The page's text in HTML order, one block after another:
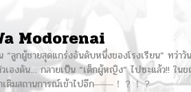
Modorenai
ลูกผู้ชายสุดแกร่งอันดับหนึ่งของโรงเรียน” ทว่า
เองดัน… กลายเป็น “เด็กผู้หญิง” ไปซะแล้ว!! ใน
เติมสถานการณ์เข้าไปอีก――！？！？